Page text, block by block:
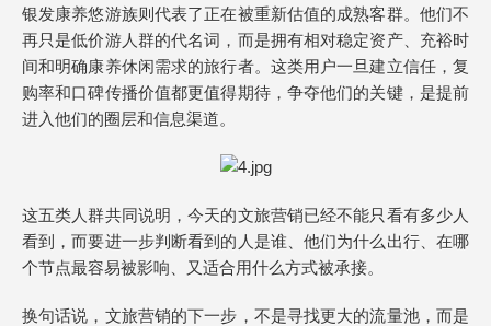
银发康养悠游族则代表了正在被重新估值的成熟客群。他们不
再只是低价游人群的代名词，而是拥有相对稳定资产、充裕时
间和明确康养休闲需求的旅行者。这类用户一旦建立信任，复
购率和口碑传播价值都更值得期待，争夺他们的关键，是提前
进入他们的圈层和信息渠道。
这五类人群共同说明，今天的文旅营销已经不能只看有多少人
看到，而要进一步判断看到的人是谁、他们为什么出行、在哪
个节点最容易被影响、又适合用什么方式被承接。
换句话说，文旅营销的下一步，不是寻找更大的流量池，而是